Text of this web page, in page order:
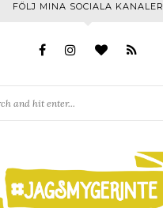
FÖLJ MINA SOCIALA KANALER